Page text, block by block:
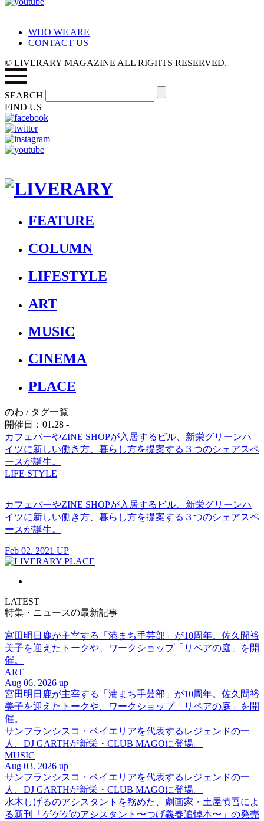
WHO WE ARE
CONTACT US
© LIVERARY MAGAZINE ALL RIGHTS RESERVED.
SEARCH
FIND US
FEATURE
COLUMN
LIFESTYLE
ART
MUSIC
CINEMA
PLACE
のわ / タグ一覧
開催日：01.28 -
カフェバーやZINE SHOPが入居するビル、新栄グリーンハ
イツに新しい働き方、暮らし方を提案する３つのシェアスペ
ースが誕生。
LIFE STYLE
カフェバーやZINE SHOPが入居するビル、新栄グリーンハ
イツに新しい働き方、暮らし方を提案する３つのシェアスペ
ースが誕生。
Feb 02. 2021 UP
LATEST
特集・ニュースの最新記事
宮田明日鹿が主宰する「港まち手芸部」が10周年。佐久間裕
美子を迎えたトークや、ワークショップ「リペアの庭」を開
催。
ART
Aug 06. 2026 up
宮田明日鹿が主宰する「港まち手芸部」が10周年。佐久間裕
美子を迎えたトークや、ワークショップ「リペアの庭」を開
催。
サンフランシスコ・ベイエリアを代表するレジェンドの一
人、DJ GARTHが新栄・CLUB MAGOに登場。
MUSIC
Aug 03. 2026 up
サンフランシスコ・ベイエリアを代表するレジェンドの一
人、DJ GARTHが新栄・CLUB MAGOに登場。
水木しげるのアシスタントを務めた、劇画家・土屋慎吾によ
る新刊「ゲゲゲのアシスタント〜つげ義春追悼本〜」の発売